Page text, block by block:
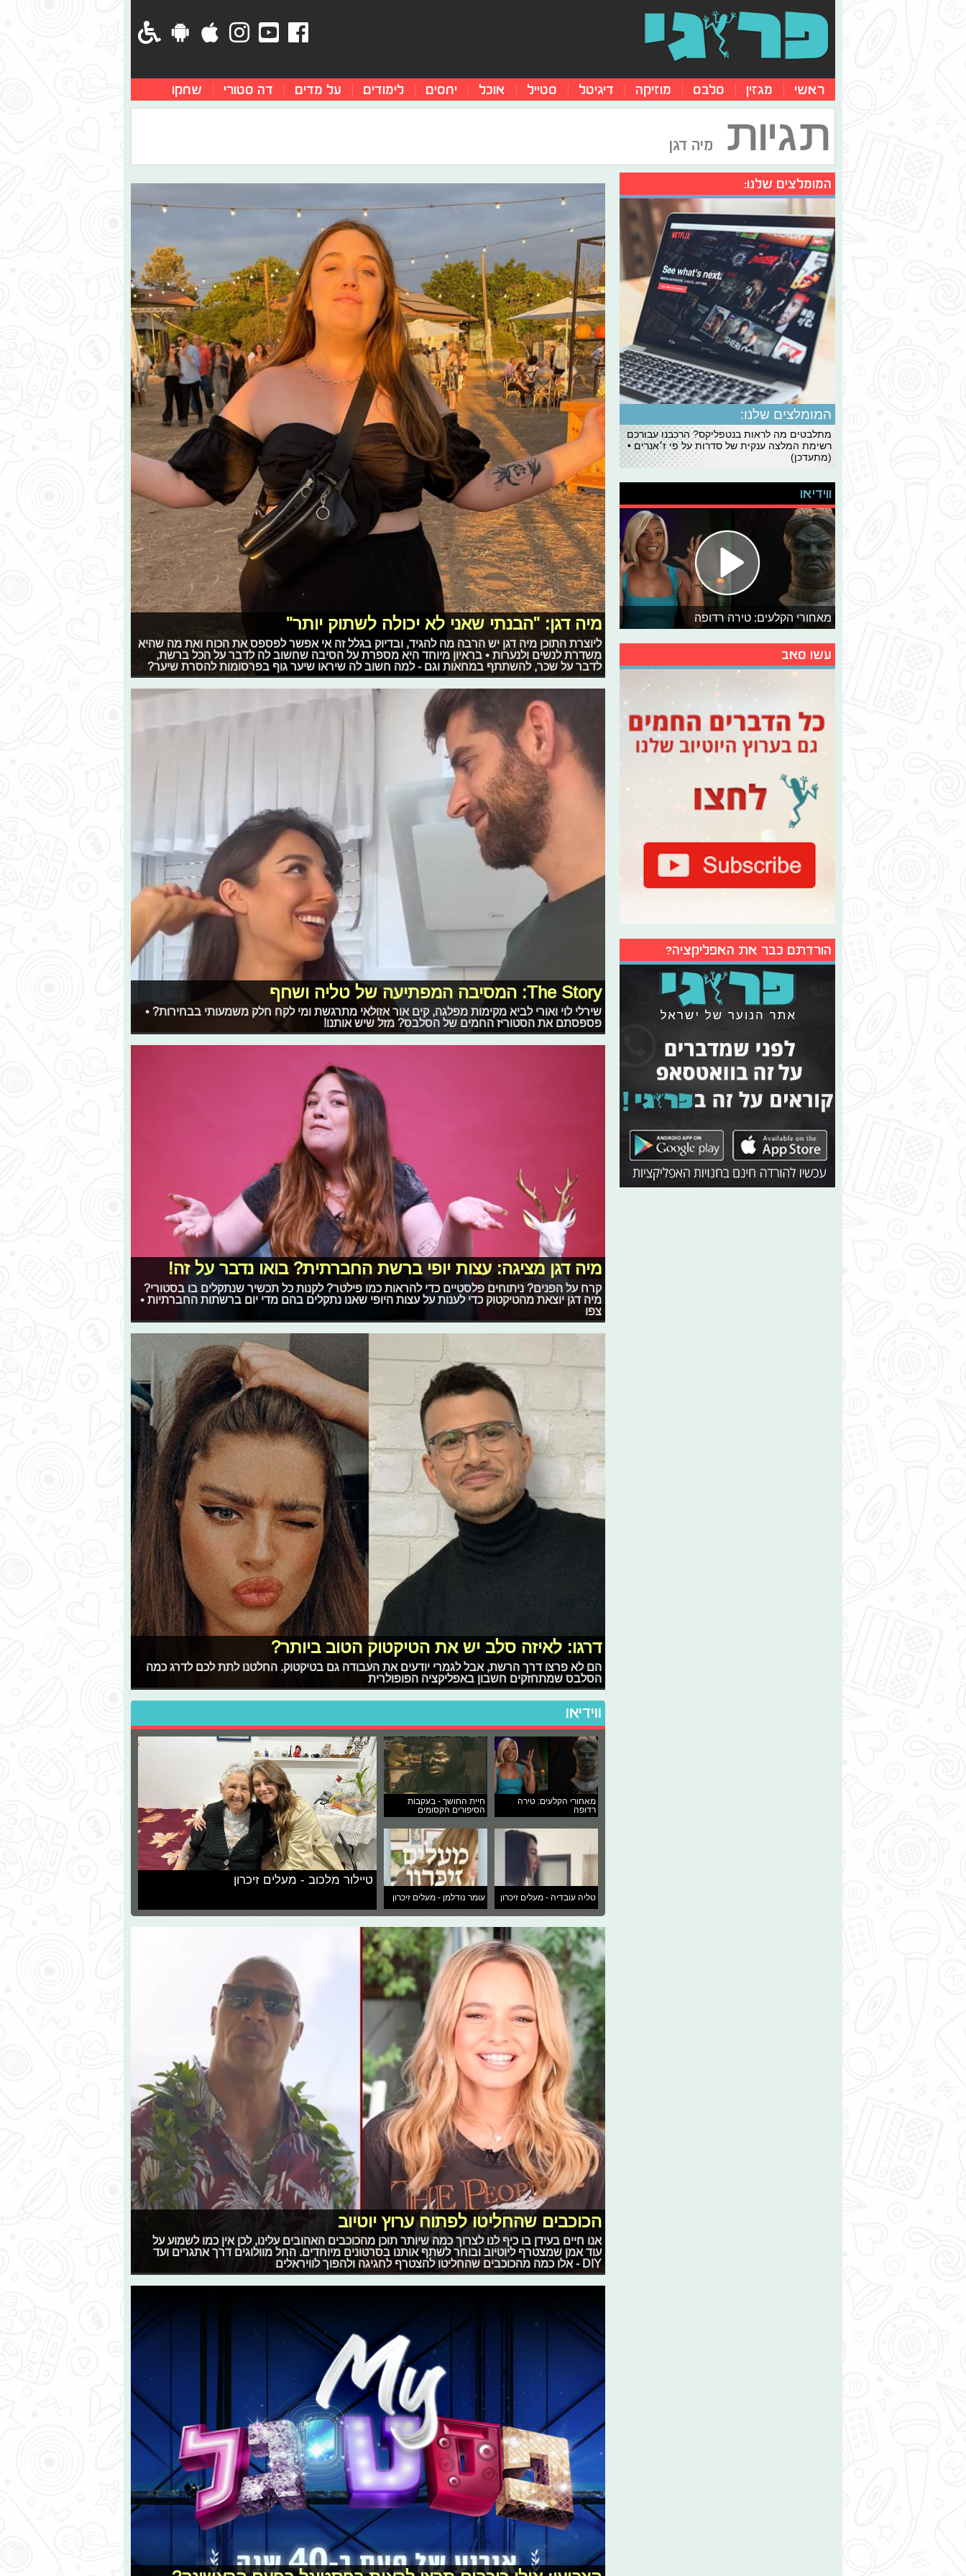
ראשי מגזין סלבס מוזיקה דיגיטל סטייל אוכל יחסים לימודים על מדים דה סטורי שחקו
תגיות מיה דגן
מיה דגן: "הבנתי שאני לא יכולה לשתוק יותר"
ליוצרת התוכן מיה דגן יש הרבה מה להגיד, ובדיוק בגלל זה אי אפשר לפספס את הכוח ואת מה שהיא
משדרת לנשים ולנערות • בראיון מיוחד היא מספרת על הסיבה שחשוב לה לדבר על הכל ברשת,
לדבר על שכר, להשתתף במחאות וגם - למה חשוב לה שיראו שיער גוף בפרסומות להסרת שיער?
The Story: המסיבה המפתיעה של טליה ושחף
שירלי לוי ואורי לביא מקימות מפלגה, קים אור אזולאי מתרגשת ומי לקח חלק משמעותי בבחירות? •
פספסתם את הסטוריז החמים של הסלבס? מזל שיש אותנו!
מיה דגן מציגה: עצות יופי ברשת החברתית? בואו נדבר על זה!
קרח על הפנים? ניתוחים פלסטיים כדי להראות כמו פילטר? לקנות כל תכשיר שנתקלים בו בסטורי?
מיה דגן יוצאת מהטיקטוק כדי לענות על עצות היופי שאנו נתקלים בהם מדי יום ברשתות החברתיות •
צפו
דרגו: לאיזה סלב יש את הטיקטוק הטוב ביותר?
הם לא פרצו דרך הרשת, אבל לגמרי יודעים את העבודה גם בטיקטוק. החלטנו לתת לכם לדרג כמה
הסלבס שמתחזקים חשבון באפליקציה הפופולרית
ווידיאו
מאחורי הקלעים: טירה
רדופה
חיית החושך - בעקבות
הסיפורים הקסומים
טליה עובדיה - מעלים זיכרון עומר נודלמן - מעלים זיכרון
טיילור מלכוב - מעלים זיכרון
הכוכבים שהחליטו לפתוח ערוץ יוטיוב
אנו חיים בעידן בו כיף לנו לצרוך כמה שיותר תוכן מהכוכבים האהובים עלינו, לכן אין כמו לשמוע על
עוד אמן שמצטרף ליוטיוב ובוחר לשתף אותנו בסרטונים מיוחדים. החל מוולוגים דרך אתגרים ועד
DIY - אלו כמה מהכוכבים שהחליטו להצטרף לחגיגה ולהפוך לוויראלים
המומלצים שלנו:
המומלצים שלנו:
מתלבטים מה לראות בנטפליקס? הרכבנו עבורכם
רשימת המלצה ענקית של סדרות על פי ז׳אנרים •
(מתעדכן)
ווידיאו
מאחורי הקלעים: טירה רדופה
עשו סאב
הורדתם כבר את האפליקציה?